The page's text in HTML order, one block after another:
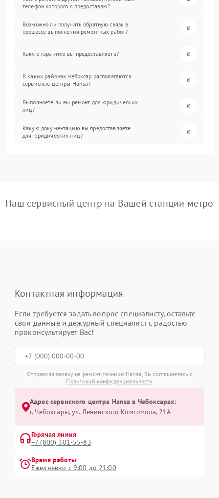
телефон которого я предоставлю?
Возможно ли получать обратную связь в
процессе выполнения ремонтных работ?
Какую гарантию вы предоставляете?
В каких районах Чебоксар располагаются
сервисные центры Hansa?
Выполняете ли вы ремонт для юридических
лиц?
Какую документацию вы предоставляете
для юридических лиц?
Наш сервисный центр на Вашей станции метро
Контактная информация
Если требуется задать вопрос специалисту, оставьте
свои данные и дежурный специалист с радостью
проконсультирует Вас!
Отправляя заявку на ремонт техники Hansa, Вы соглашаетесь с
Политикой конфиденциальности
Адрес сервисного центра Hansa в Чебоксарах:
г. Чебоксары, ул. Ленинского Комсомола, 21А
Горячая линия
+7 (800) 301-55-83
Время работы
Ежедневно с 9:00 до 21:00